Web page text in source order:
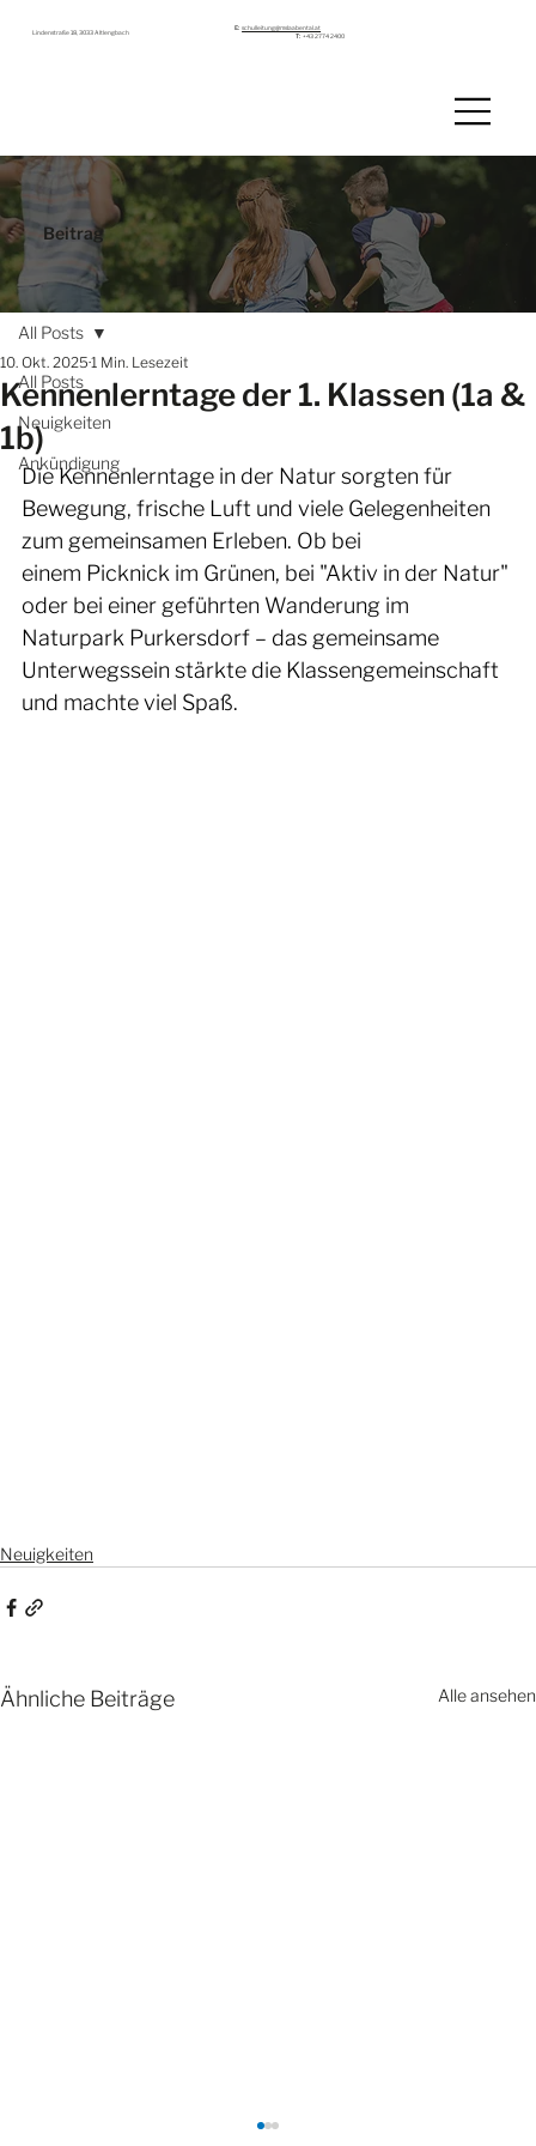
Lindenstraße 18, 3033 Altlengbach
E: schulleitung@mslaabental.at
T: +43 2774 2400
Beitrag
All Posts
Neuigkeiten
Ankündigung
All Posts
Kennenlerntage der 1. Klassen (1a &
1b)
10. Okt. 2025 1 Min. Lesezeit
Die Kennenlerntage in der Natur sorgten für
Bewegung, frische Luft und viele Gelegenheiten
zum gemeinsamen Erleben. Ob bei
einem Picknick im Grünen, bei "Aktiv in der Natur"
oder bei einer geführten Wanderung im
Naturpark Purkersdorf – das gemeinsame
Unterwegssein stärkte die Klassengemeinschaft
und machte viel Spaß.
Neuigkeiten
Ähnliche Beiträge Alle ansehen